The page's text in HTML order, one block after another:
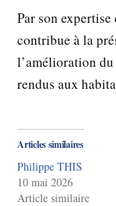
Par son
contribue à la
l’amélioration
rendus aux
Articles similaires
Philippe THIS
10 mai 2026
Article similaire